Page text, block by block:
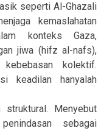
seperti Al-Ghazali
kemaslahatan
konteks Gaza,
jiwa (hifz al-nafs),
kolektif.
keadilan hanyalah
struktural. Menyebut
sebagai